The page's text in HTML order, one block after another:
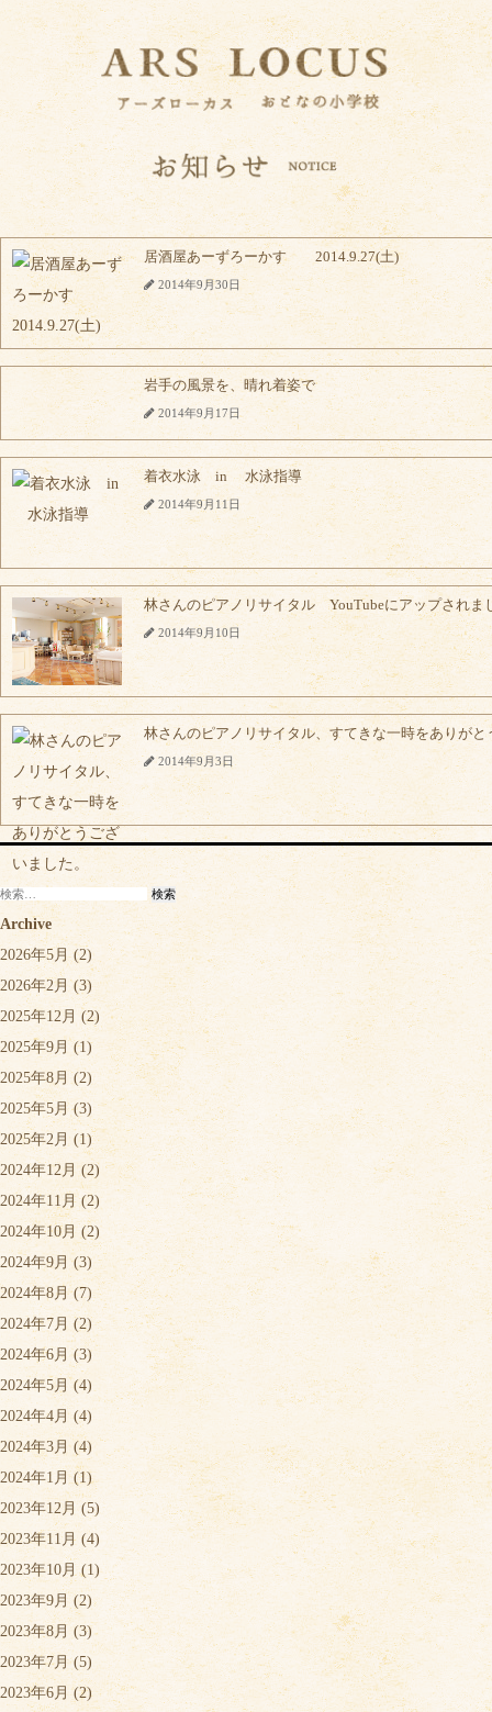
居酒屋あーずろーかす 2014.9.27(土)
2014年9月30日
岩手の風景を、晴れ着姿で
2014年9月17日
着衣水泳 in 水泳指導
2014年9月11日
林さんのピアノリサイタル YouTubeにアップされま
2014年9月10日
林さんのピアノリサイタル、すてきな一時をありがと
2014年9月3日
検
索:
Archive
2026年5月 (2)
2026年2月 (3)
2025年12月 (2)
2025年9月 (1)
2025年8月 (2)
2025年5月(3)
2025年2月 (1)
2024年12月 (2)
2024年11月(2)
2024年10月 (2)
2024年9月 (3)
2024年8月(7)
2024年7月 (2)
2024年6月 (3)
2024年5月 (4)
2024年4月 (4)
2024年3月 (4)
2024年1月 (1)
2023年12月 (5)
2023年11月 (4)
2023年10月 (1)
2023年9月 (2)
2023年8月 (3)
2023年7月(5)
2023年6月 (2)